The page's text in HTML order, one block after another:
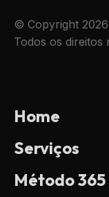
© Copyright
Todos os direitos
Home
Serviços
Método 365